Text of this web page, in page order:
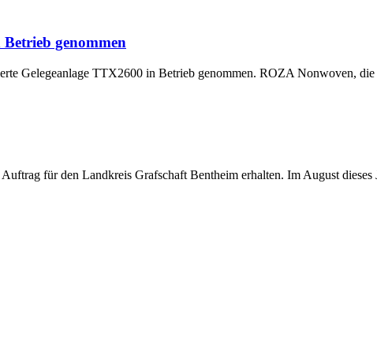
genommen
Gelegeanlage TTX2600 in Betrieb genommen. ROZA Nonwoven, die
für den Landkreis Grafschaft Bentheim erhalten. Im August dieses